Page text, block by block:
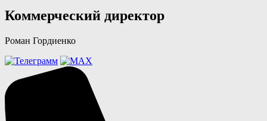
Коммерческий директор
Роман Гордиенко